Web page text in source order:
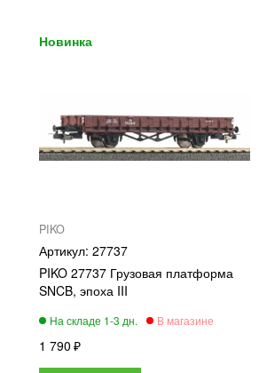
PIKO
27737
PIKO 27737 Грузовая платформа
SNCB, эпоха III
1 790